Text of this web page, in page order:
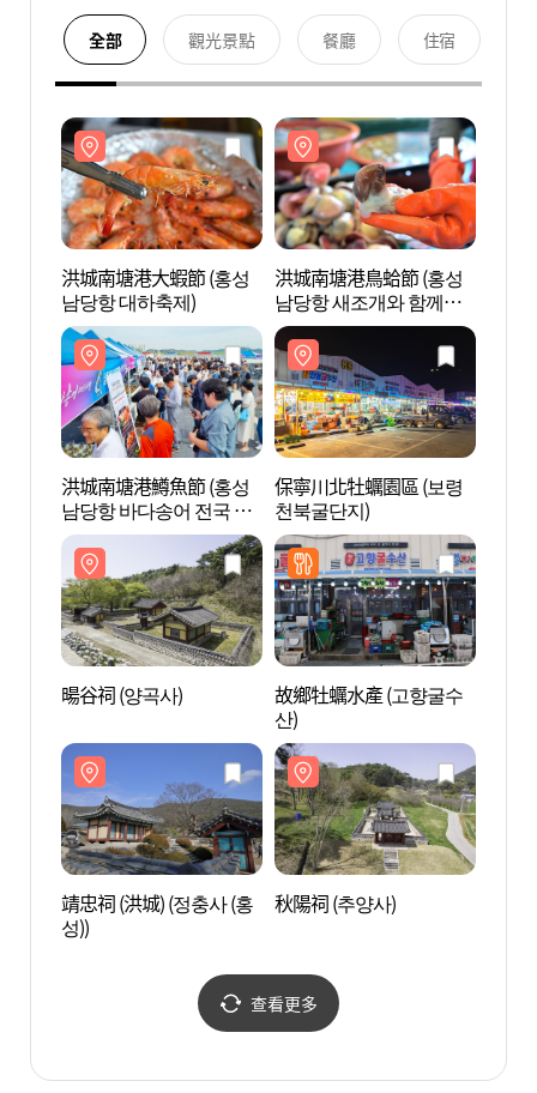
全部 觀光景點 餐廳 住宿
洪城南塘港大蝦節 (홍성
남당항 대하축제)
洪城南塘港鳥蛤節 (홍성
남당항 새조개와 함께하
는 수산물 축제)
洪城南塘港鱒魚節 (홍성
남당항 바다송어 전국 요
리대회 및 수산물 소비촉
진 행사)
保寧川北牡蠣園區 (보령
천북굴단지)
暘谷祠 (양곡사)
故鄉牡蠣水產 (고향굴수
산)
靖忠祠 (洪城) (정충사 (홍
성))
秋陽祠 (추양사)
查看更多